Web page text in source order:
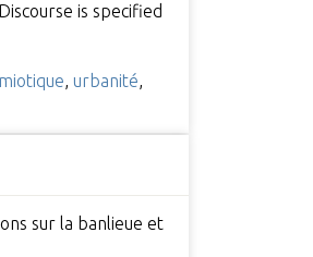
is specified
, urbanité,
sur la banlieue et